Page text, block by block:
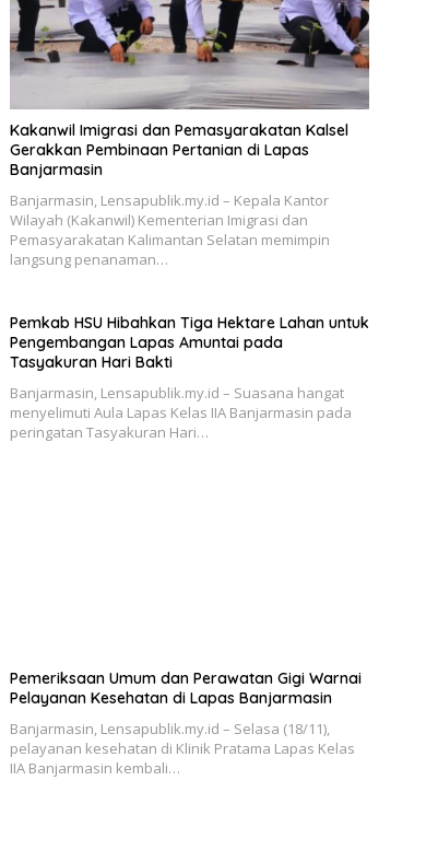
Kakanwil Imigrasi dan Pemasyarakatan Kalsel
Gerakkan Pembinaan Pertanian di Lapas
Banjarmasin
Banjarmasin, Lensapublik.my.id – Kepala Kantor
Wilayah (Kakanwil) Kementerian Imigrasi dan
Pemasyarakatan Kalimantan Selatan memimpin
langsung penanaman…
Pemkab HSU Hibahkan Tiga Hektare Lahan untuk
Pengembangan Lapas Amuntai pada
Tasyakuran Hari Bakti
Banjarmasin, Lensapublik.my.id – Suasana hangat
menyelimuti Aula Lapas Kelas IIA Banjarmasin pada
peringatan Tasyakuran Hari…
Pemeriksaan Umum dan Perawatan Gigi Warnai
Pelayanan Kesehatan di Lapas Banjarmasin
Banjarmasin, Lensapublik.my.id – Selasa (18/11),
pelayanan kesehatan di Klinik Pratama Lapas Kelas
IIA Banjarmasin kembali…